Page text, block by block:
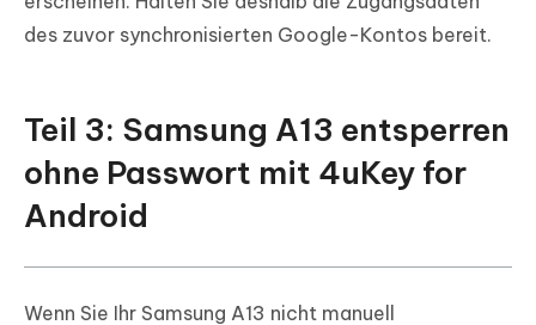
des zuvor synchronisierten Google-Kontos bereit.
Teil 3: Samsung A13 entsperren
ohne Passwort mit 4uKey for
Android
Wenn Sie Ihr Samsung A13 nicht manuell